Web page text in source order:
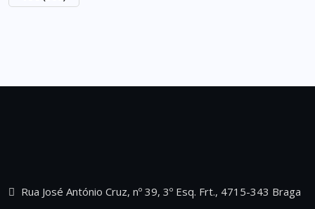
Rua José António Cruz, nº 39, 3º Esq. Frt., 4715-343 Braga